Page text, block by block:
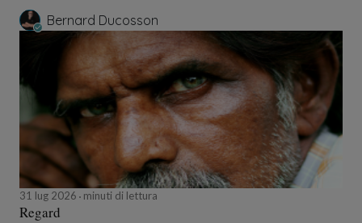
Bernard Ducosson
31 lug 2026 minuti di lettura
Regard